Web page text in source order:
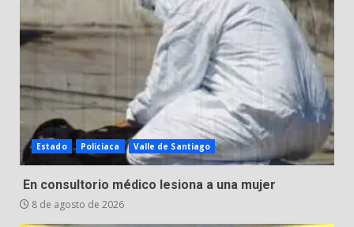
6
Inauguran la Galería Historia y
Arte en Cartonería
7 de agosto de 2026
7
Valle de Santiago refuerza
seguridad con nuevas unidades
7 de agosto de 2026
Estado Policiaca Valle de Santiago
En consultorio médico lesiona a una mujer
8 de agosto de 2026